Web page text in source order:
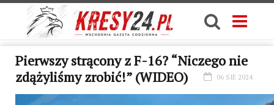
Pierwszy strącony z F-16? “Niczego nie
zdążyliśmy zrobić!” (WIDEO)
06 SIE 2024